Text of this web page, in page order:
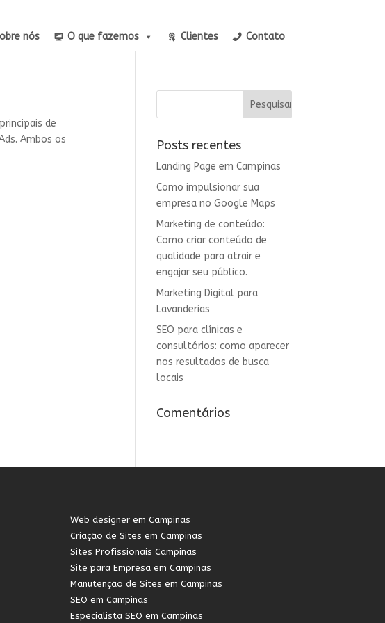
nós O que fazemos Clientes Contato
de
Ambos os
Posts recentes
Landing Page em Campinas
Como impulsionar sua
empresa no Google Maps
Marketing de conteúdo:
Como criar conteúdo de
qualidade para atrair e
engajar seu público.
Marketing Digital para
Lavanderias
SEO para clínicas e
consultórios: como aparecer
nos resultados de busca
locais
Comentários
Web designer em Campinas
Criação de Sites em Campinas
Sites Profissionais Campinas
Site para Empresa em Campinas
Manutenção de Sites em Campinas
SEO em Campinas
Especialista SEO em Campinas